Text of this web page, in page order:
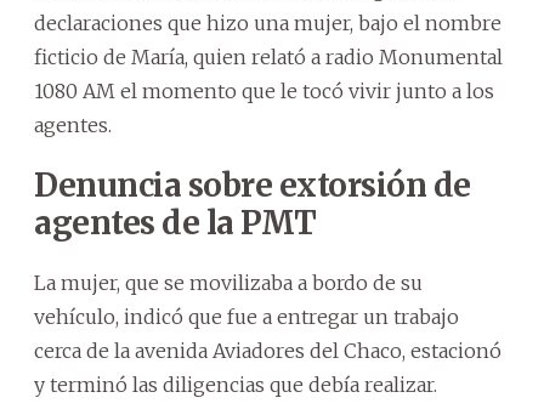
declaraciones que hizo una mujer, bajo el nombre
ficticio de María, quien relató a radio Monumental
1080 AM el momento que le tocó vivir junto a los
agentes.
Denuncia sobre extorsión de
agentes de la PMT
La mujer, que se movilizaba a bordo de su
vehículo, indicó que fue a entregar un trabajo
cerca de la avenida Aviadores del Chaco, estacionó
y terminó las diligencias que debía realizar.